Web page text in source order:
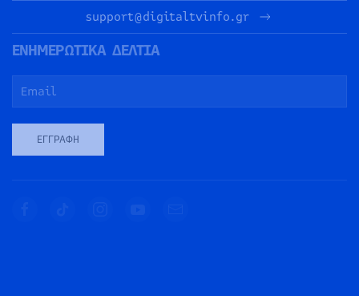
support@digitaltvinfo.gr
ΕΝΗΜΕΡΩΤΙΚΑ ΔΕΛΤΙΑ
ΕΓΓΡΑΦΉ